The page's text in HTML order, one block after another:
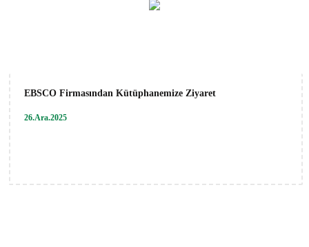
EBSCO Firmasından Kütüphanemize Ziyaret
26.Ara.2025